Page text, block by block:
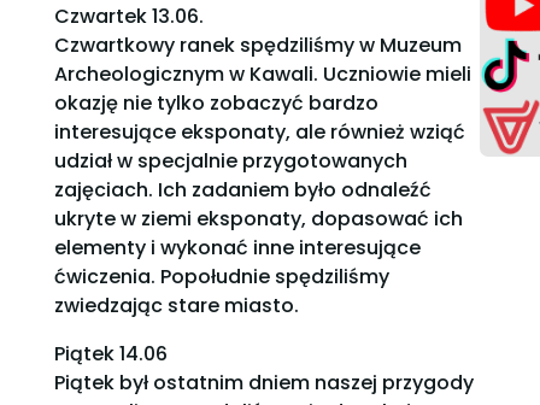
Czwartek 13.06.
Czwartkowy ranek spędziliśmy w Muzeum
Archeologicznym w Kawali. Uczniowie mieli
okazję nie tylko zobaczyć bardzo
interesujące eksponaty, ale również wziąć
udział w specjalnie przygotowanych
zajęciach. Ich zadaniem było odnaleźć
ukryte w ziemi eksponaty, dopasować ich
elementy i wykonać inne interesujące
ćwiczenia. Popołudnie spędziliśmy
zwiedzając stare miasto.
Piątek 14.06
Piątek był ostatnim dniem naszej przygody